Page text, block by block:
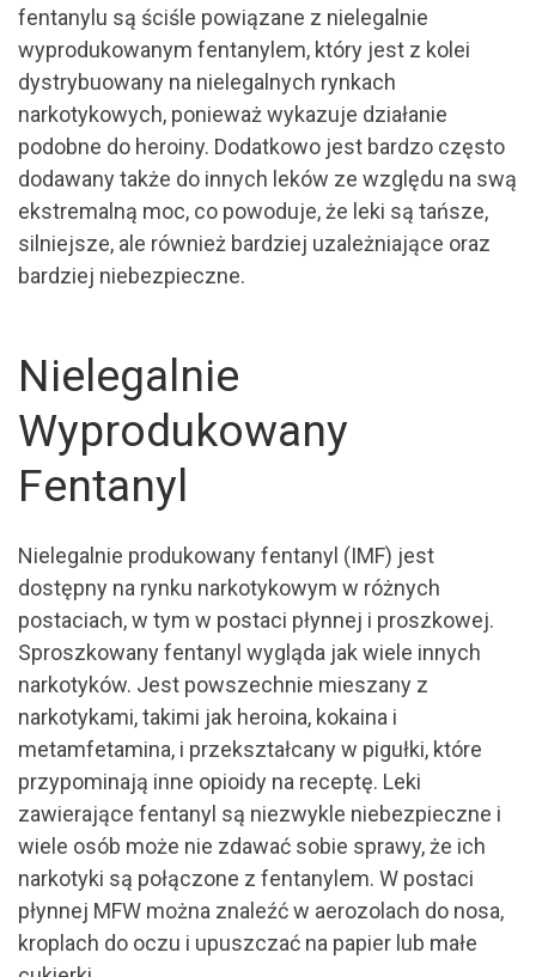
fentanylu są ściśle powiązane z nielegalnie
wyprodukowanym fentanylem, który jest z kolei
dystrybuowany na nielegalnych rynkach
narkotykowych, ponieważ wykazuje działanie
podobne do heroiny. Dodatkowo jest bardzo często
dodawany także do innych leków ze względu na swą
ekstremalną moc, co powoduje, że leki są tańsze,
silniejsze, ale również bardziej uzależniające oraz
bardziej niebezpieczne.
Nielegalnie
Wyprodukowany
Fentanyl
Nielegalnie produkowany fentanyl (IMF) jest
dostępny na rynku narkotykowym w różnych
postaciach, w tym w postaci płynnej i proszkowej.
Sproszkowany fentanyl wygląda jak wiele innych
narkotyków. Jest powszechnie mieszany z
narkotykami, takimi jak heroina, kokaina i
metamfetamina, i przekształcany w pigułki, które
przypominają inne opioidy na receptę. Leki
zawierające fentanyl są niezwykle niebezpieczne i
wiele osób może nie zdawać sobie sprawy, że ich
narkotyki są połączone z fentanylem. W postaci
płynnej MFW można znaleźć w aerozolach do nosa,
kroplach do oczu i upuszczać na papier lub małe